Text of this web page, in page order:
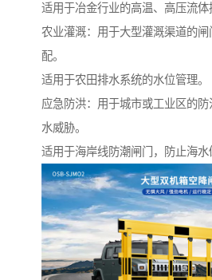
适用于冶金行业的高温、高压流体
农业灌溉：用于大型灌溉渠道的
配。
适用于农田排水系统的水位管理。
应急防洪：用于城市或工业区的
水威胁。
适用于海岸线防潮闸门，防止海水